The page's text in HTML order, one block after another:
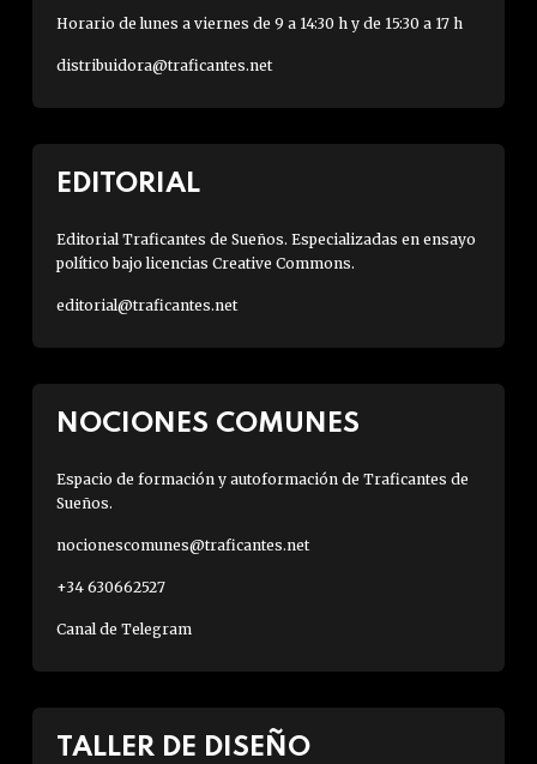
Horario de lunes a viernes de 9 a 14:30 h y de 15:30 a 17 h
distribuidora@traficantes.net
EDITORIAL
Editorial Traficantes de Sueños. Especializadas en ensayo
político bajo licencias Creative Commons.
editorial@traficantes.net
NOCIONES COMUNES
Espacio de formación y autoformación de Traficantes de
Sueños.
nocionescomunes@traficantes.net
+34 630662527
Canal de Telegram
TALLER DE DISEÑO